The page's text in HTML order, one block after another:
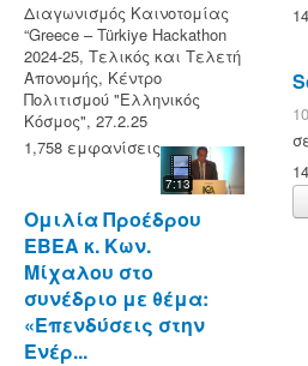
Διαγωνισμός Καινοτομίας
“Greece – Türkiye Hackathon
2024-25, Τελικός και Τελετή
Απονομής, Κέντρο
Πολιτισμού "Ελληνικός
Κόσμος", 27.2.25
1,758 εμφανίσεις
7:13
Ομιλία Προέδρου
ΕΒΕΑ κ. Κων.
Μίχαλου στο
συνέδριο με θέμα:
«Επενδύσεις στην
Ενέρ...